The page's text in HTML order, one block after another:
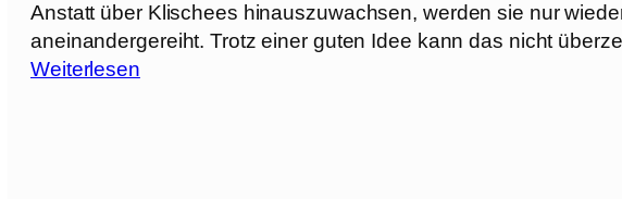
Anstatt über Klischees hinauszuwachsen, werden sie nur
aneinandergereiht. Trotz einer guten Idee kann das nicht
Weiterlesen: